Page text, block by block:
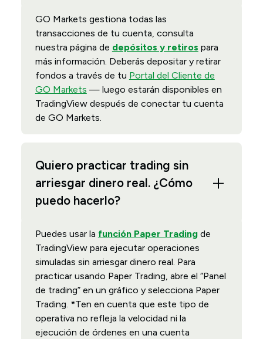
GO Markets gestiona todas las
transacciones de tu cuenta, consulta
nuestra página de depósitos y retiros para
más información. Deberás depositar y retirar
fondos a través de tu Portal del Cliente de
GO Markets — luego estarán disponibles en
TradingView después de conectar tu cuenta
de GO Markets.
Quiero practicar trading sin
arriesgar dinero real. ¿Cómo
puedo hacerlo?
Puedes usar la función Paper Tradingde
TradingView para ejecutar operaciones
simuladas sin arriesgar dinero real. Para
practicar usando Paper Trading, abre el “Panel
de trading” en un gráfico y selecciona Paper
Trading. *Ten en cuenta que este tipo de
operativa no refleja la velocidad ni la
ejecución de órdenes en una cuenta